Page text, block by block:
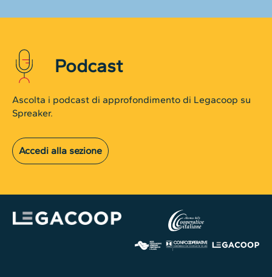
Podcast
Ascolta i podcast di approfondimento di Legacoop su
Spreaker.
Accedi alla sezione